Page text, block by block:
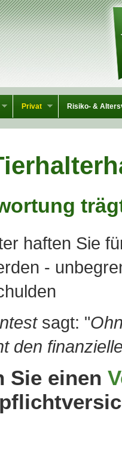
Privat Risiko- &
haften Sie
-
sagt: "
den
Sie einen